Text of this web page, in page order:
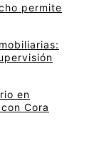
permite
en
Cora